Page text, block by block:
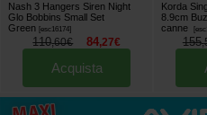
Nash 3 Hangers Siren Night
Glo Bobbins Small Set
Green [esc16174]
110,60€ 84,27€
Acquista
Korda
8.9cm
canne
[
155,